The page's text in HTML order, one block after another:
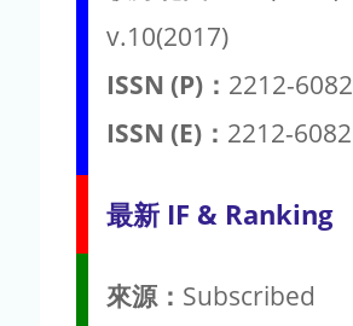
v.10(2017)
ISSN (P)： 2212-6082
ISSN (E)： 2212-6082
最新 IF & Ranking
來源： Subscribed